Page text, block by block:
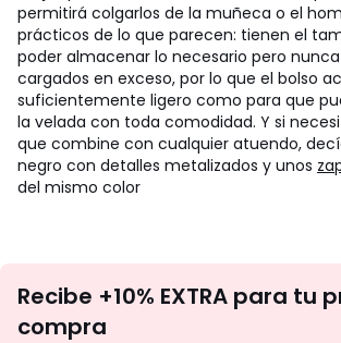
permitirá colgarlos de la muñeca o el
prácticos de lo que parecen: tienen el
poder almacenar lo necesario pero nunca
cargados en exceso, por lo que el bolso
suficientemente ligero como para que
la velada con toda comodidad. Y si
que combine con cualquier atuendo,
negro con detalles metalizados y unos
del mismo color
te
Recibe +10% EXTRA para tu
compra